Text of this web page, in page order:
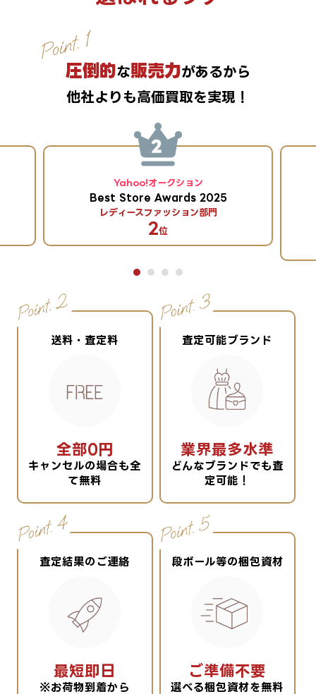
圧倒的な販売力があるから
他社よりも高価買取を実現！
Yahoo!オークション
Best Store Awards 2025
レディースファッション部門
2位
送料・査定料
全部0円
キャンセルの場合も全
て無料
査定可能ブランド
業界最多水準
どんなブランドでも査
定可能！
査定結果のご連絡
最短即日
※お荷物到着から
段ボール等の梱包資材
ご準備不要
選べる梱包資材を無料